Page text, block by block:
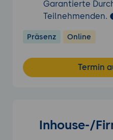
Garantierte
Teilnehmenden.
Präsenz Online
Termin
Inhouse-/